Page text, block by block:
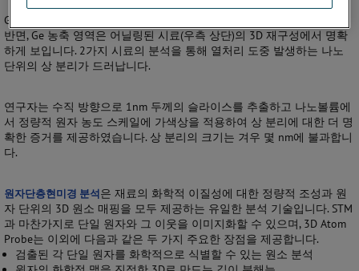
Ge 및 Sb 원자의 분포는 증착된 시료(좌측 상단)의 3D 매핑에서 균일한
반면, Ge 농축 영역은 어닐링된 시료(우측 상단)의 3D 재구성에서 명확
하게 보입니다. 2가지 시료의 분석을 통해 열처리 도중 발생하는 나노
단위의 상 분리가 드러납니다.
연구자는 수직 방향으로 1nm 두께의 슬라이스를 추출하고 나노볼륨에
서 정량적 원자 농도 스케일에 가색상을 적용하여 상 분리에 대한 더 명
확한 증거를 제공하였습니다. 상 분리의 크기는 겨우 몇 nm에 불과합니
다.
원자단층현미경 분석은 재료의 화학적 이질성에 대한 정량적 조성과 원
자 단위의 3D 원소 매핑을 모두 제공하는 유일한 분석 기술입니다. STM
과 마찬가지로 단일 원자와 그 이웃을 이미지화할 수 있으며, 3D Atom
Probe는 이외에 다음과 같은 두 가지 주요한 장점을 제공합니다.
검출된 각 단일 원자를 화학적으로 식별할 수 있는 원소 분석